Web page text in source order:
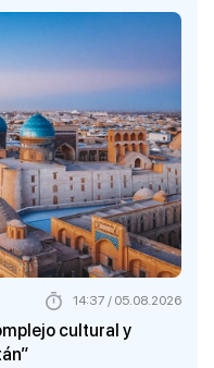
cultural y
14:37 / 05.08.2026